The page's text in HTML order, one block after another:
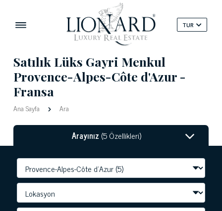
TUR
Satılık Lüks Gayri Menkul
Provence-Alpes-Côte d'Azur -
Fransa
Ana Sayfa Ara
Arayınız (5 Özellikleri)